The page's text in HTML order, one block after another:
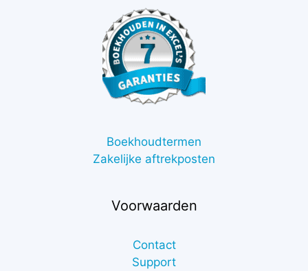
Boekhoudtermen
Zakelijke aftrekposten
Voorwaarden
Contact
Support